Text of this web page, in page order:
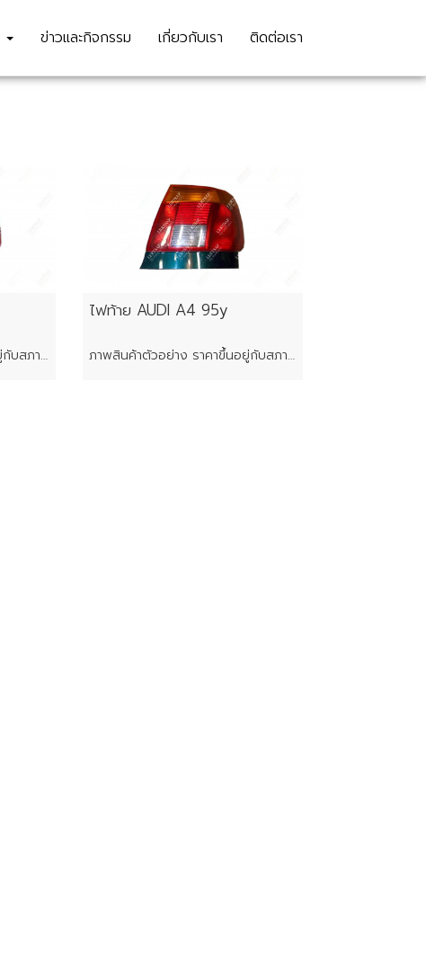
ข่าวและกิจกรรม เกี่ยวกับเรา ติดต่อเรา
ภาพสินค้าตัวอย่าง ราคาขึ้นอยู่กับสภาพของแต่ละชิ้น
ไฟท้าย AUDI A4 95y
ภาพสินค้าตัวอย่าง ราคาขึ้นอยู่กับสภาพของแต่ละชิ้น